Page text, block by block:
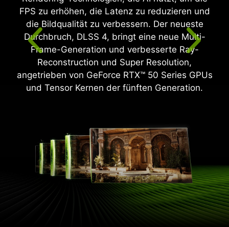
RTX 50-Serie mit RT-Recheneinheiten der
vierten Generation und neuronalen Rendering-
Technologien, beschleunigt durch Tensor-
Recheneinheiten der fünften Generation.